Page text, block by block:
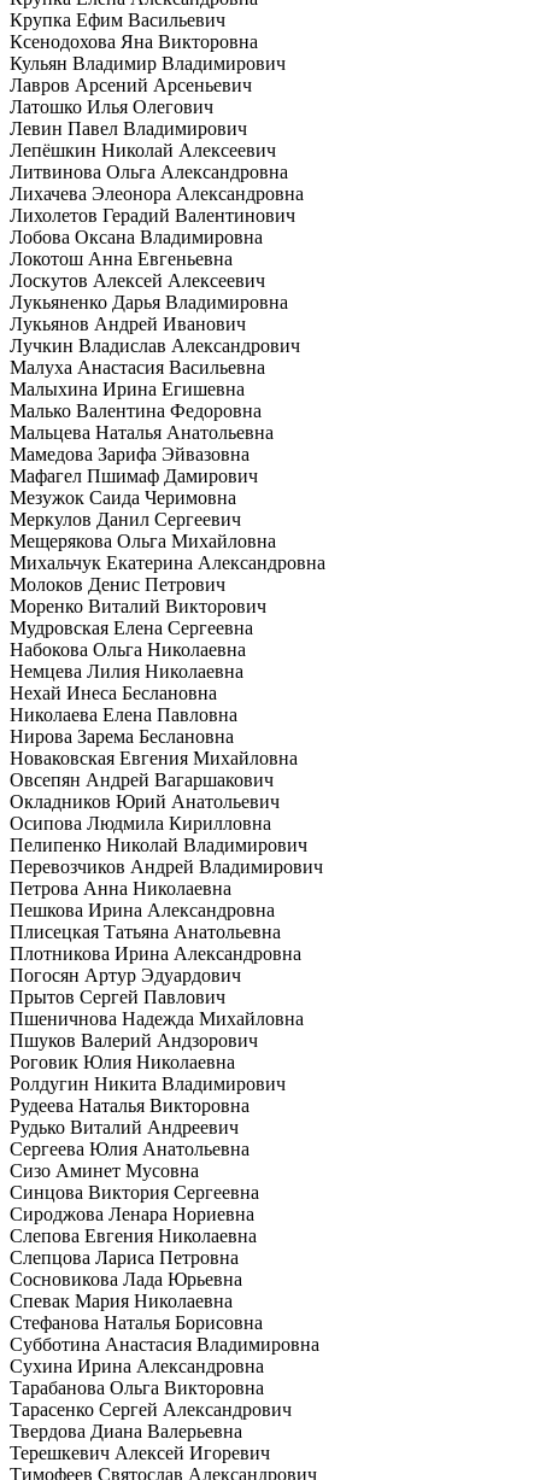
Крупка Ефим Васильевич
Ксенодохова Яна Викторовна
Кульян Владимир Владимирович
Лавров Арсений Арсеньевич
Латошко Илья Олегович
Левин Павел Владимирович
Лепёшкин Николай Алексеевич
Литвинова Ольга Александровна
Лихачева Элеонора Александровна
Лихолетов Герадий Валентинович
Лобова Оксана Владимировна
Локотош Анна Евгеньевна
Лоскутов Алексей Алексеевич
Лукьяненко Дарья Владимировна
Лукьянов Андрей Иванович
Лучкин Владислав Александрович
Малуха Анастасия Васильевна
Малыхина Ирина Егишевна
Малько Валентина Федоровна
Мальцева Наталья Анатольевна
Мамедова Зарифа Эйвазовна
Мафагел Пшимаф Дамирович
Мезужок Саида Черимовна
Меркулов Данил Сергеевич
Мещерякова Ольга Михайловна
Михальчук Екатерина Александровна
Молоков Денис Петрович
Моренко Виталий Викторович
Мудровская Елена Сергеевна
Набокова Ольга Николаевна
Немцева Лилия Николаевна
Нехай Инеса Беслановна
Николаева Елена Павловна
Нирова Зарема Беслановна
Новаковская Евгения Михайловна
Овсепян Андрей Вагаршакович
Окладников Юрий Анатольевич
Осипова Людмила Кирилловна
Пелипенко Николай Владимирович
Перевозчиков Андрей Владимирович
Петрова Анна Николаевна
Пешкова Ирина Александровна
Плисецкая Татьяна Анатольевна
Плотникова Ирина Александровна
Погосян Артур Эдуардович
Прытов Сергей Павлович
Пшеничнова Надежда Михайловна
Пшуков Валерий Андзорович
Роговик Юлия Николаевна
Ролдугин Никита Владимирович
Рудеева Наталья Викторовна
Рудько Виталий Андреевич
Сергеева Юлия Анатольевна
Сизо Аминет Мусовна
Синцова Виктория Сергеевна
Сироджова Ленара Нориевна
Слепова Евгения Николаевна
Слепцова Лариса Петровна
Сосновикова Лада Юрьевна
Спевак Мария Николаевна
Стефанова Наталья Борисовна
Субботина Анастасия Владимировна
Сухина Ирина Александровна
Тарабанова Ольга Викторовна
Тарасенко Сергей Александрович
Твердова Диана Валерьевна
Терешкевич Алексей Игоревич
Тимофеев Святослав Александрович